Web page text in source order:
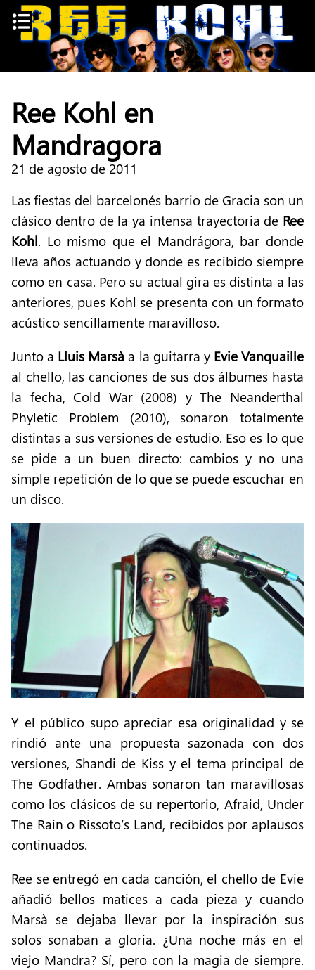
Skip
Ree Kohl en
Mandragora
21 de agosto de 2011
Las fiestas del barcelonés barrio de Gracia son un
clásico dentro de la ya intensa trayectoria de Ree
Kohl. Lo mismo que el Mandrágora, bar donde
lleva años actuando y donde es recibido siempre
como en casa. Pero su actual gira es distinta a las
anteriores, pues Kohl se presenta con un formato
acústico sencillamente maravilloso.
Junto a Lluis Marsà a la guitarra y Evie Vanquaille
al chello, las canciones de sus dos álbumes hasta
la fecha, Cold War (2008) y The Neanderthal
Phyletic Problem (2010), sonaron totalmente
distintas a sus versiones de estudio. Eso es lo que
se pide a un buen directo: cambios y no una
simple repetición de lo que se puede escuchar en
un disco.
Y el público supo apreciar esa originalidad y se
rindió ante una propuesta sazonada con dos
versiones, Shandi de Kiss y el tema principal de
The Godfather. Ambas sonaron tan maravillosas
como los clásicos de su repertorio, Afraid, Under
The Rain o Rissoto’s Land, recibidos por aplausos
continuados.
Ree se entregó en cada canción, el chello de Evie
añadió bellos matices a cada pieza y cuando
Marsà se dejaba llevar por la inspiración sus
solos sonaban a gloria. ¿Una noche más en el
viejo Mandra? Sí, pero con la magia de siempre.